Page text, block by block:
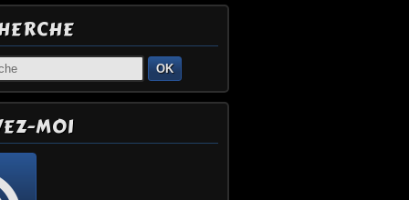
OK
MOI